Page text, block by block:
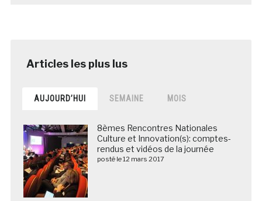
AUJOURD’HUI SEMAINE MOIS
8èmes Rencontres Nationales
Culture et Innovation(s): comptes-
rendus et vidéos de la journée
posté le 12 mars 2017